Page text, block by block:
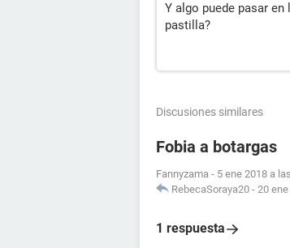
Y algo puede pasar
pastilla?
Discusiones similares
Fobia a botargas
Fannyzama - 5 ene 2018 a
RebecaSoraya20 - 20
1 respuesta